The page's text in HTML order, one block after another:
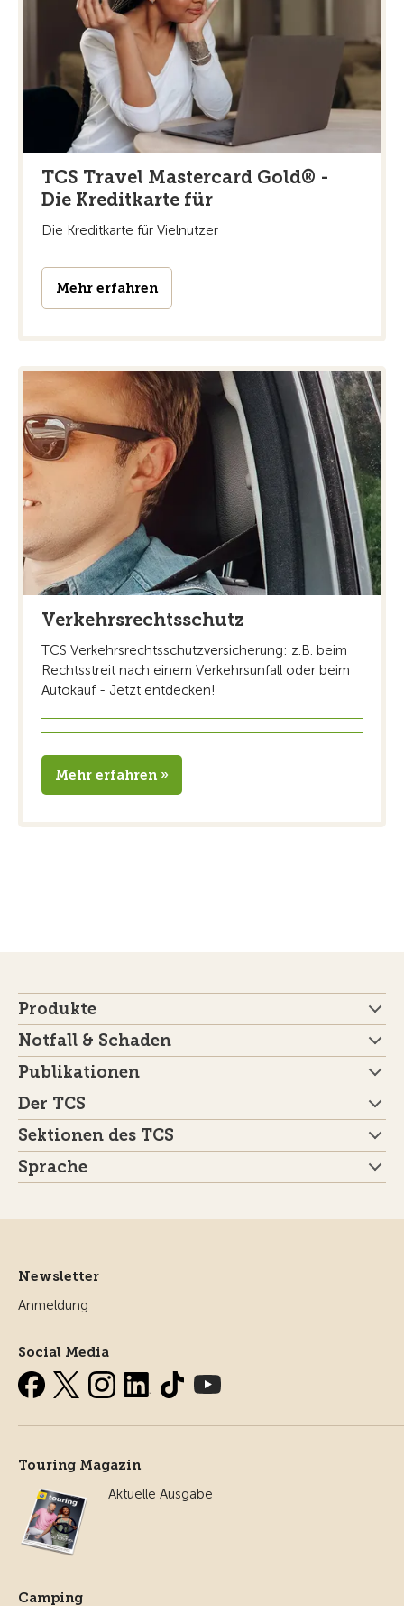
TCS Travel Mastercard Gold® -
Die Kreditkarte für
Die Kreditkarte für Vielnutzer
Mehr erfahren
Verkehrsrechtsschutz
TCS Verkehrsrechtsschutzversicherung: z.B. beim
Rechtsstreit nach einem Verkehrsunfall oder beim
Autokauf - Jetzt entdecken!
Mehr erfahren »
Produkte
Notfall & Schaden
Publikationen
Der TCS
Sektionen des TCS
Sprache
Newsletter
Anmeldung
Social Media
Touring Magazin
Aktuelle Ausgabe
Camping